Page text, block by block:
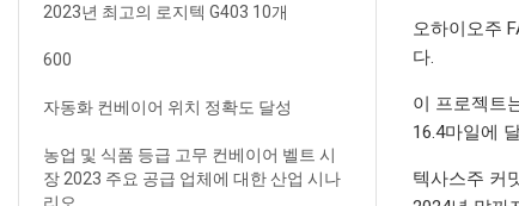
2023년 최고의 로지텍 G403 10개
600
자동화 컨베이어 위치 정확도 달성
농업 및 식품 등급 고무 컨베이어 벨트 시
장 2023 주요 공급 업체에 대한 산업 시나
리오
오하이오주
다.
이 프로젝트
16.4마일에
텍사스주 커